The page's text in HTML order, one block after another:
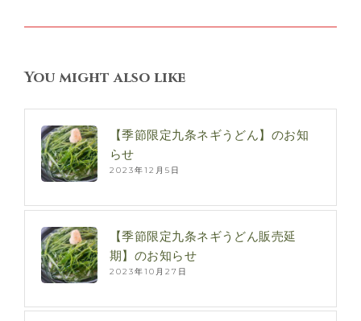
You might also like
【季節限定九条ネギうどん】のお知
らせ
2023年12月5日
【季節限定九条ネギうどん販売延
期】のお知らせ
2023年10月27日